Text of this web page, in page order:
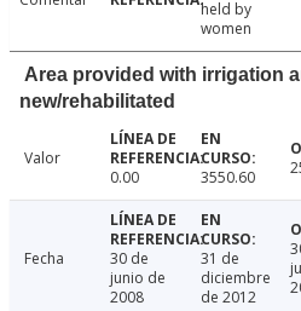
held by
women
Area provided with irrigation
new/rehabilitated
Valor
0.00
3550.60
Fecha
30 de
junio de
2008
31 de
diciembre
de 2012